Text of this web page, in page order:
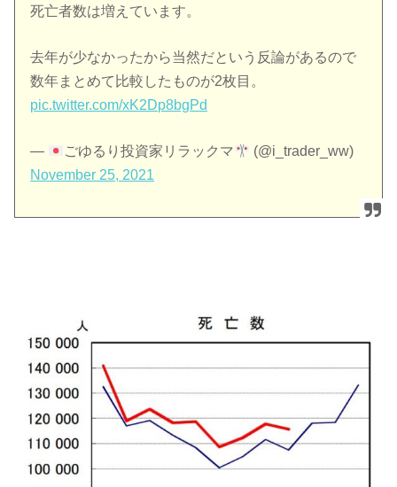
死亡者数は増えています。
去年が少なかったから当然だという反論があるので
数年まとめて比較したものが2枚目。
pic.twitter.com/xK2Dp8bgPd
— ごゆるり投資家リラックマ
(@i_trader_ww)
November 25, 2021